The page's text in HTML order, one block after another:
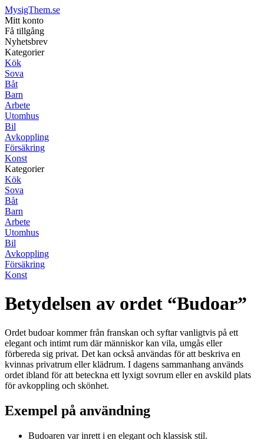
MysigThem.se
Mitt konto
Få tillgång
Nyhetsbrev
Kategorier
Kök
Sova
Båt
Barn
Arbete
Utomhus
Bil
Avkoppling
Försäkring
Konst
Kategorier
Kök
Sova
Båt
Barn
Arbete
Utomhus
Bil
Avkoppling
Försäkring
Konst
Betydelsen av ordet “Budoar”
Ordet budoar kommer från franskan och syftar vanligtvis på ett
elegant och intimt rum där människor kan vila, umgås eller
förbereda sig privat. Det kan också användas för att beskriva en
kvinnas privatrum eller klädrum. I dagens sammanhang används
ordet ibland för att beteckna ett lyxigt sovrum eller en avskild plats
för avkoppling och skönhet.
Exempel på användning
Budoaren var inrett i en elegant och klassisk stil.